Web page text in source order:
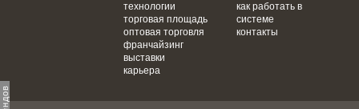
технологии
торговая площадь
оптовая торговля
франчайзинг
выставки
карьера
как работать в
системе
контакты